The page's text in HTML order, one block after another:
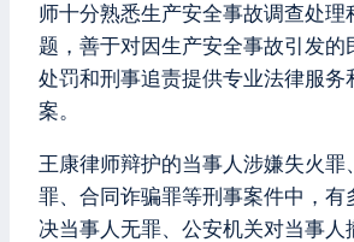
师十分熟悉生产安全事故调查处理
题，善于对因生产安全事故引发的
处罚和刑事追责提供专业法律服务
案。
王康律师辩护的当事人涉嫌失火罪
罪、合同诈骗罪等刑事案件中，有
决当事人无罪、公安机关对当事人